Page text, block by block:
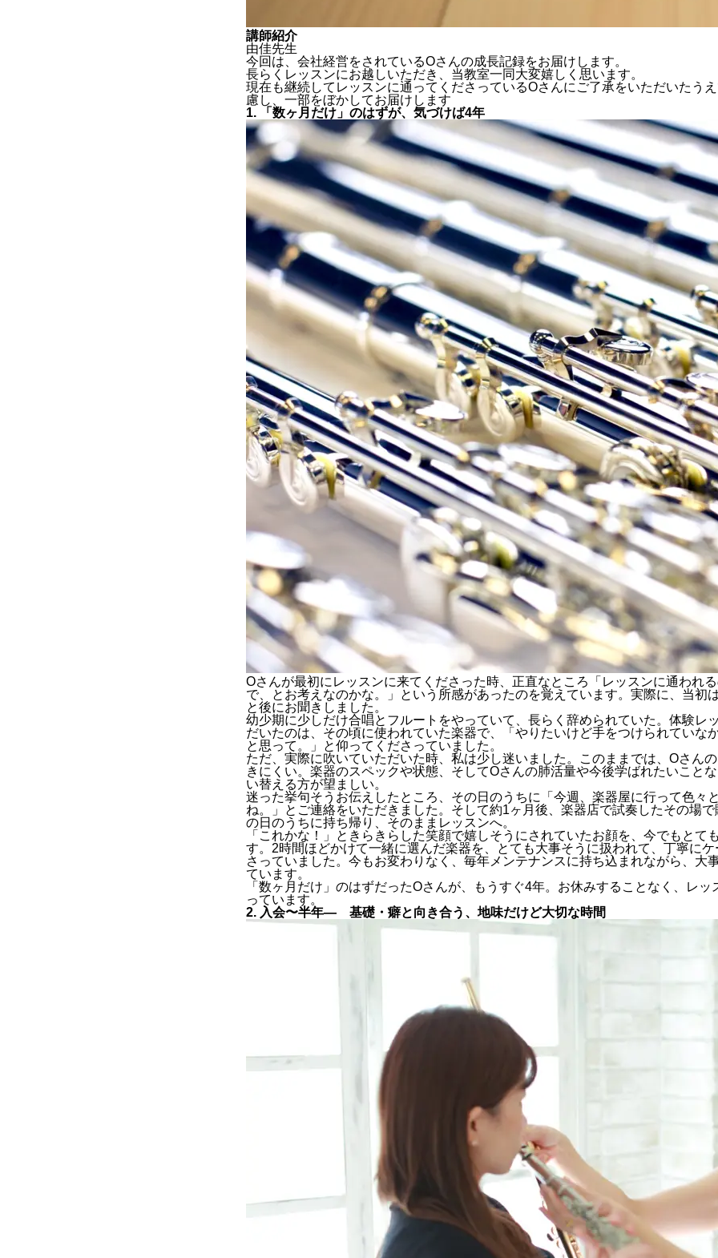
講師紹介
由佳先生
今回は、会社経営をされているOさんの成長記録をお届けします。
長らくレッスンにお越しいただき、当教室一同大変嬉しく思います。
現在も継続してレッスンに通ってくださっているOさんにご了承をいただいたう
慮し、一部をぼかしてお届けします
1. 「数ヶ月だけ」のはずが、気づけば4年
Oさんが最初にレッスンに来てくださった時、正直なところ「レッスンに通われ
で、とお考えなのかな。」という所感があったのを覚えています。実際に、当初
と後にお聞きしました。
幼少期に少しだけ合唱とフルートをやっていて、長らく辞められていた。体験レ
だいたのは、その頃に使われていた楽器で、「やりたいけど手をつけられていな
と思って。」と仰ってくださっていました。
ただ、実際に吹いていただいた時、私は少し迷いました。このままでは、Oさん
きにくい。楽器のスペックや状態、そしてOさんの肺活量や今後学ばれたいことな
い替える方が望ましい。
迷った挙句そうお伝えしたところ、その日のうちに「今週、楽器屋に行って色々
ね。」とご連絡をいただきました。そして約1ヶ月後、楽器店で試奏したその場
の日のうちに持ち帰り、そのままレッスンへ。
「これかな！」ときらきらした笑顔で嬉しそうにされていたお顔を、今でもとて
す。2時間ほどかけて一緒に選んだ楽器を、
とても大事そうに扱われて、 丁寧にケ
さっていました。今もお変わりなく、毎年メンテナンスに持ち込まれながら、大
ています。
「数ヶ月だけ」のはずだったOさんが、もうすぐ4年。お休みすることなく、レッ
っています。
2. 入会〜半年― 基礎・癖と向き合う、地味だけど大切な時間